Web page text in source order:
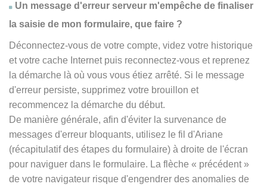
Un message d'erreur serveur m'empêche de finaliser
la saisie de mon formulaire, que faire ?
Déconnectez-vous de votre compte, videz votre historique
et votre cache Internet puis reconnectez-vous et reprenez
la démarche là où vous vous étiez arrêté. Si le message
d'erreur persiste, supprimez votre brouillon et
recommencez la démarche du début.
De manière générale, afin d'éviter la survenance de
messages d'erreur bloquants, utilisez le fil d'Ariane
(récapitulatif des étapes du formulaire) à droite de l'écran
pour naviguer dans le formulaire. La flèche « précédent »
de votre navigateur risque d'engendrer des anomalies de